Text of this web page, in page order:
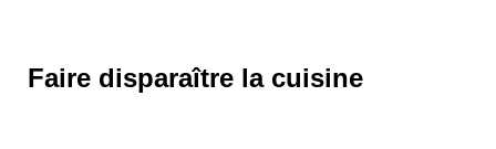
Faire disparaître la cuisine